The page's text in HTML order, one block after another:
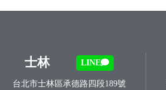
士林 LINE
台北市士林區承德路四段189號